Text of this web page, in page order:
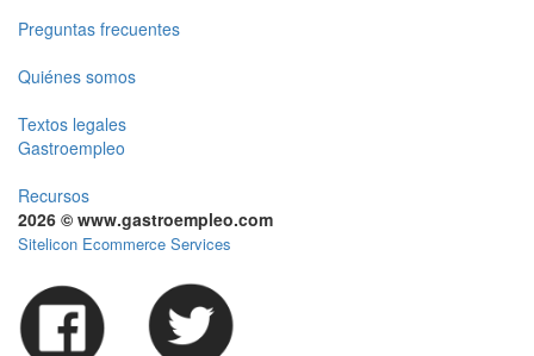
Preguntas frecuentes
Quiénes somos
Textos legales
Gastroempleo
Recursos
2026 © www.gastroempleo.com
Sitelicon Ecommerce Services